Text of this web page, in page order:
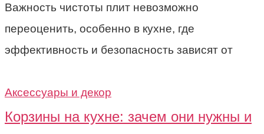
Важность чистоты плит невозможно
переоценить, особенно в кухне, где
эффективность и безопасность зависят от
Аксессуары и декор
Корзины на кухне: зачем они нужны и